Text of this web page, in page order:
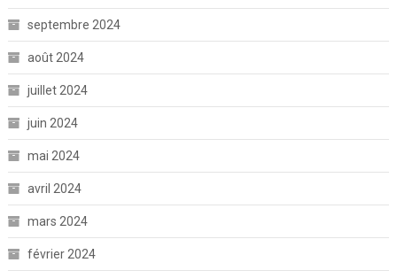
septembre 2024
août 2024
juillet 2024
juin 2024
mai 2024
avril 2024
mars 2024
février 2024